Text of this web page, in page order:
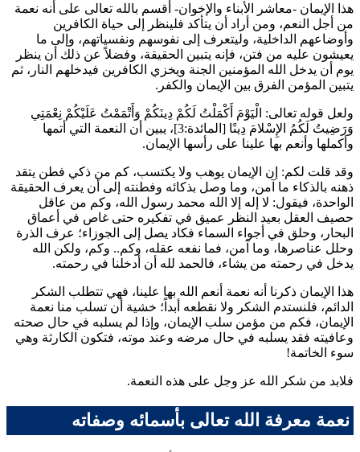
هذا الإيمان -معاشر الأبناء والإخوان- أقسم بالله تعالى على أنه نعمة
من أجل النعم، ومن أراد أن يتأكد فلينظر إلى حياة الكافرين
وأوضاعهم الداخلية، وليتعرف إلى نفوسهم ونفسياتهم، وإلى ما
يعيشون عليه من فتن، فإنه يتبين الحقيقة، وفضلاً عن ذلك أن ينظر
يوم أن يدخل الله المؤمنين الجنة ويخزي الكافرين فيدخلهم النار، ثم
يتبين المؤمن الفرق بين الإيمان والكفر.
ولعل قوله تعالى: الْيَوْمَ أَكْمَلْتُ لَكُمْ دِينَكُمْ وَأَتْمَمْتُ عَلَيْكُمْ نِعْمَتِي
وَرَضِيتُ لَكُمُ الإِسْلامَ دِينًا
[المائدة:3]، يبين أن النعمة التي أتمها
وأكملها وأنعم بها علينا على رأسها الإيمان.
وقد قلت لكم: إن الإيمان يوهب ولا يكتسب، كم من ذكي فطن يتقد
ذهنه بالذكاء ما آمن، وما وصل بذكائه وفطنته إلى أن يعرف الحقيقة
الواحدة، فيقول: لا إله إلا الله محمد رسول الله، وكم من عاقل
حصيف العقل بعيد النظر عميق في تفكيره حتى غاص في أعماق
البحار، وحلق في أجواء السماء فكاد يصل إلى الجوزاء؛ عرف الذرة
وحلل عناصرها، وما آمن، فما نفعه عقله، وكم.. وكم، ولكن الله
يدخل في رحمته من يشاء، فالحمد لله أن أدخلنا في رحمته.
هذا الإيمان ذكرنا أنه نعمة أنعم الله بها علينا، فهي تتطلب الشكر
الدائم، فلنستدم الشكر ولا نقطعه أبداً؛ خشية أن تسلب منا نعمة
الإيمان، فكم من مؤمن سلب الإيمان، وإذا لم يسلبه في حال صحته
وعافيته فقد يسلبه في حال مرضه وعند موته، فتكون الكارثة وهي
سوء الخاتمة!
فلابد من شكر الله عز وجل على هذه النعمة.
نعمة معرفة الله تعالى بأسمائه وصفاته